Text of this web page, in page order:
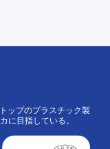
ップのプラスチック製
に目指している。